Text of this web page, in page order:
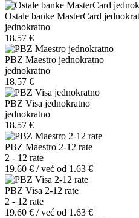
Ostale banke MasterCard
jednokratno
18.57 €
PBZ Maestro jednokratno
jednokratno
18.57 €
PBZ Visa jednokratno
jednokratno
18.57 €
PBZ Maestro 2-12 rate
2 - 12 rate
19.60 € / već od 1.63 €
PBZ Visa 2-12 rate
2 - 12 rate
19.60 € / već od 1.63 €